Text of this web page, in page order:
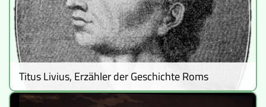
Titus Livius, Erzähler der Geschichte Roms